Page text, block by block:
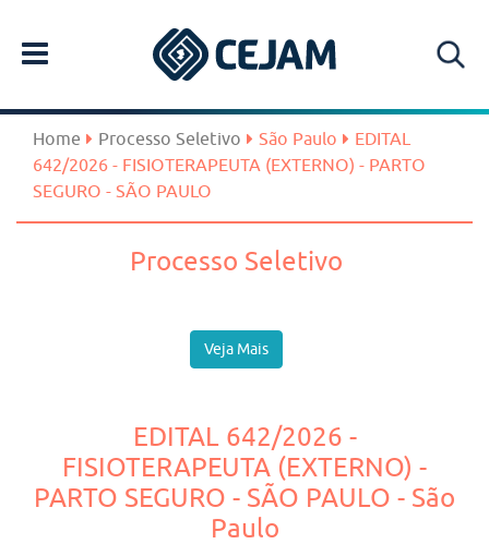
Home Processo Seletivo São Paulo
EDITAL
642/2026 - FISIOTERAPEUTA (EXTERNO) - PARTO
SEGURO - SÃO PAULO
Processo Seletivo
Veja Mais
EDITAL 642/2026 -
FISIOTERAPEUTA (EXTERNO) -
PARTO SEGURO - SÃO PAULO - São
Paulo